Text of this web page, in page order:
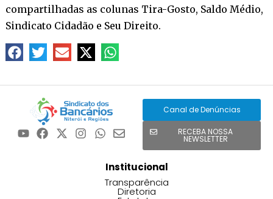
compartilhadas as colunas Tira-Gosto, Saldo Médio,
Sindicato Cidadão e Seu Direito.
Canal de Denúncias
RECEBA NOSSA
NEWSLETTER
Institucional
Transparência
Diretoria